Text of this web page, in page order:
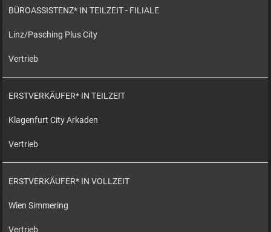
BÜROASSISTENZ* IN TEILZEIT - FILIALE
Linz/Pasching Plus City
Vertrieb
ERSTVERKÄUFER* IN TEILZEIT
Klagenfurt City Arkaden
Vertrieb
ERSTVERKÄUFER* IN VOLLZEIT
Wien Simmering
Vertrieb